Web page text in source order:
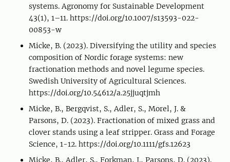
systems. Agronomy for Sustainable Development
43(1), 1–11. https://doi.org/10.1007/s13593-022-
00853-w
Micke, B. (2023). Diversifying the utility and species
composition of Nordic forage systems: new
fractionation methods and novel legume species.
Swedish University of Agricultural Sciences.
https://doi.org/10.54612/a.25jjuqtjmh
Micke, B., Bergqvist, S., Adler, S., Morel, J. &
Parsons, D. (2023). Fractionation of mixed grass and
clover stands using a leaf stripper. Grass and Forage
Science, 1-12. https://doi.org/10.1111/gfs.12623
Micke, B., Adler, S., Forkman, J., Parsons, D. (2023).